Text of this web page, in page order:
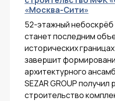
«Москва-Сити»
52-этажный
станет последним
исторических
завершит
архитектурного
SEZAR GROUP
строительство